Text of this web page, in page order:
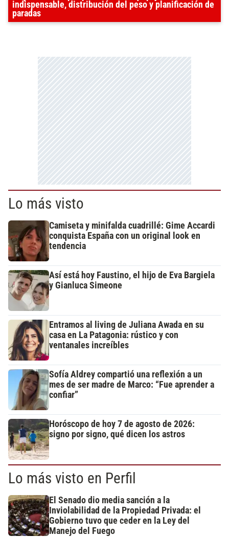
indispensable, distribución del peso y planificación de
paradas
Lo más visto
Camiseta y minifalda cuadrillé: Gime Accardi
conquista España con un original look en
tendencia
Así está hoy Faustino, el hijo de Eva Bargiela
y Gianluca Simeone
Entramos al living de Juliana Awada en su
casa en La Patagonia: rústico y con
ventanales increíbles
Sofía Aldrey compartió una reflexión a un
mes de ser madre de Marco: “Fue aprender a
confiar”
Horóscopo de hoy 7 de agosto de 2026:
signo por signo, qué dicen los astros
Lo más visto en Perfil
El Senado dio media sanción a la
Inviolabilidad de la Propiedad Privada: el
Gobierno tuvo que ceder en la Ley del
Manejo del Fuego